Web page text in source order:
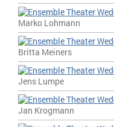
Marko Lohmann
Britta Meiners
Jens Lumpe
Jan Krogmann